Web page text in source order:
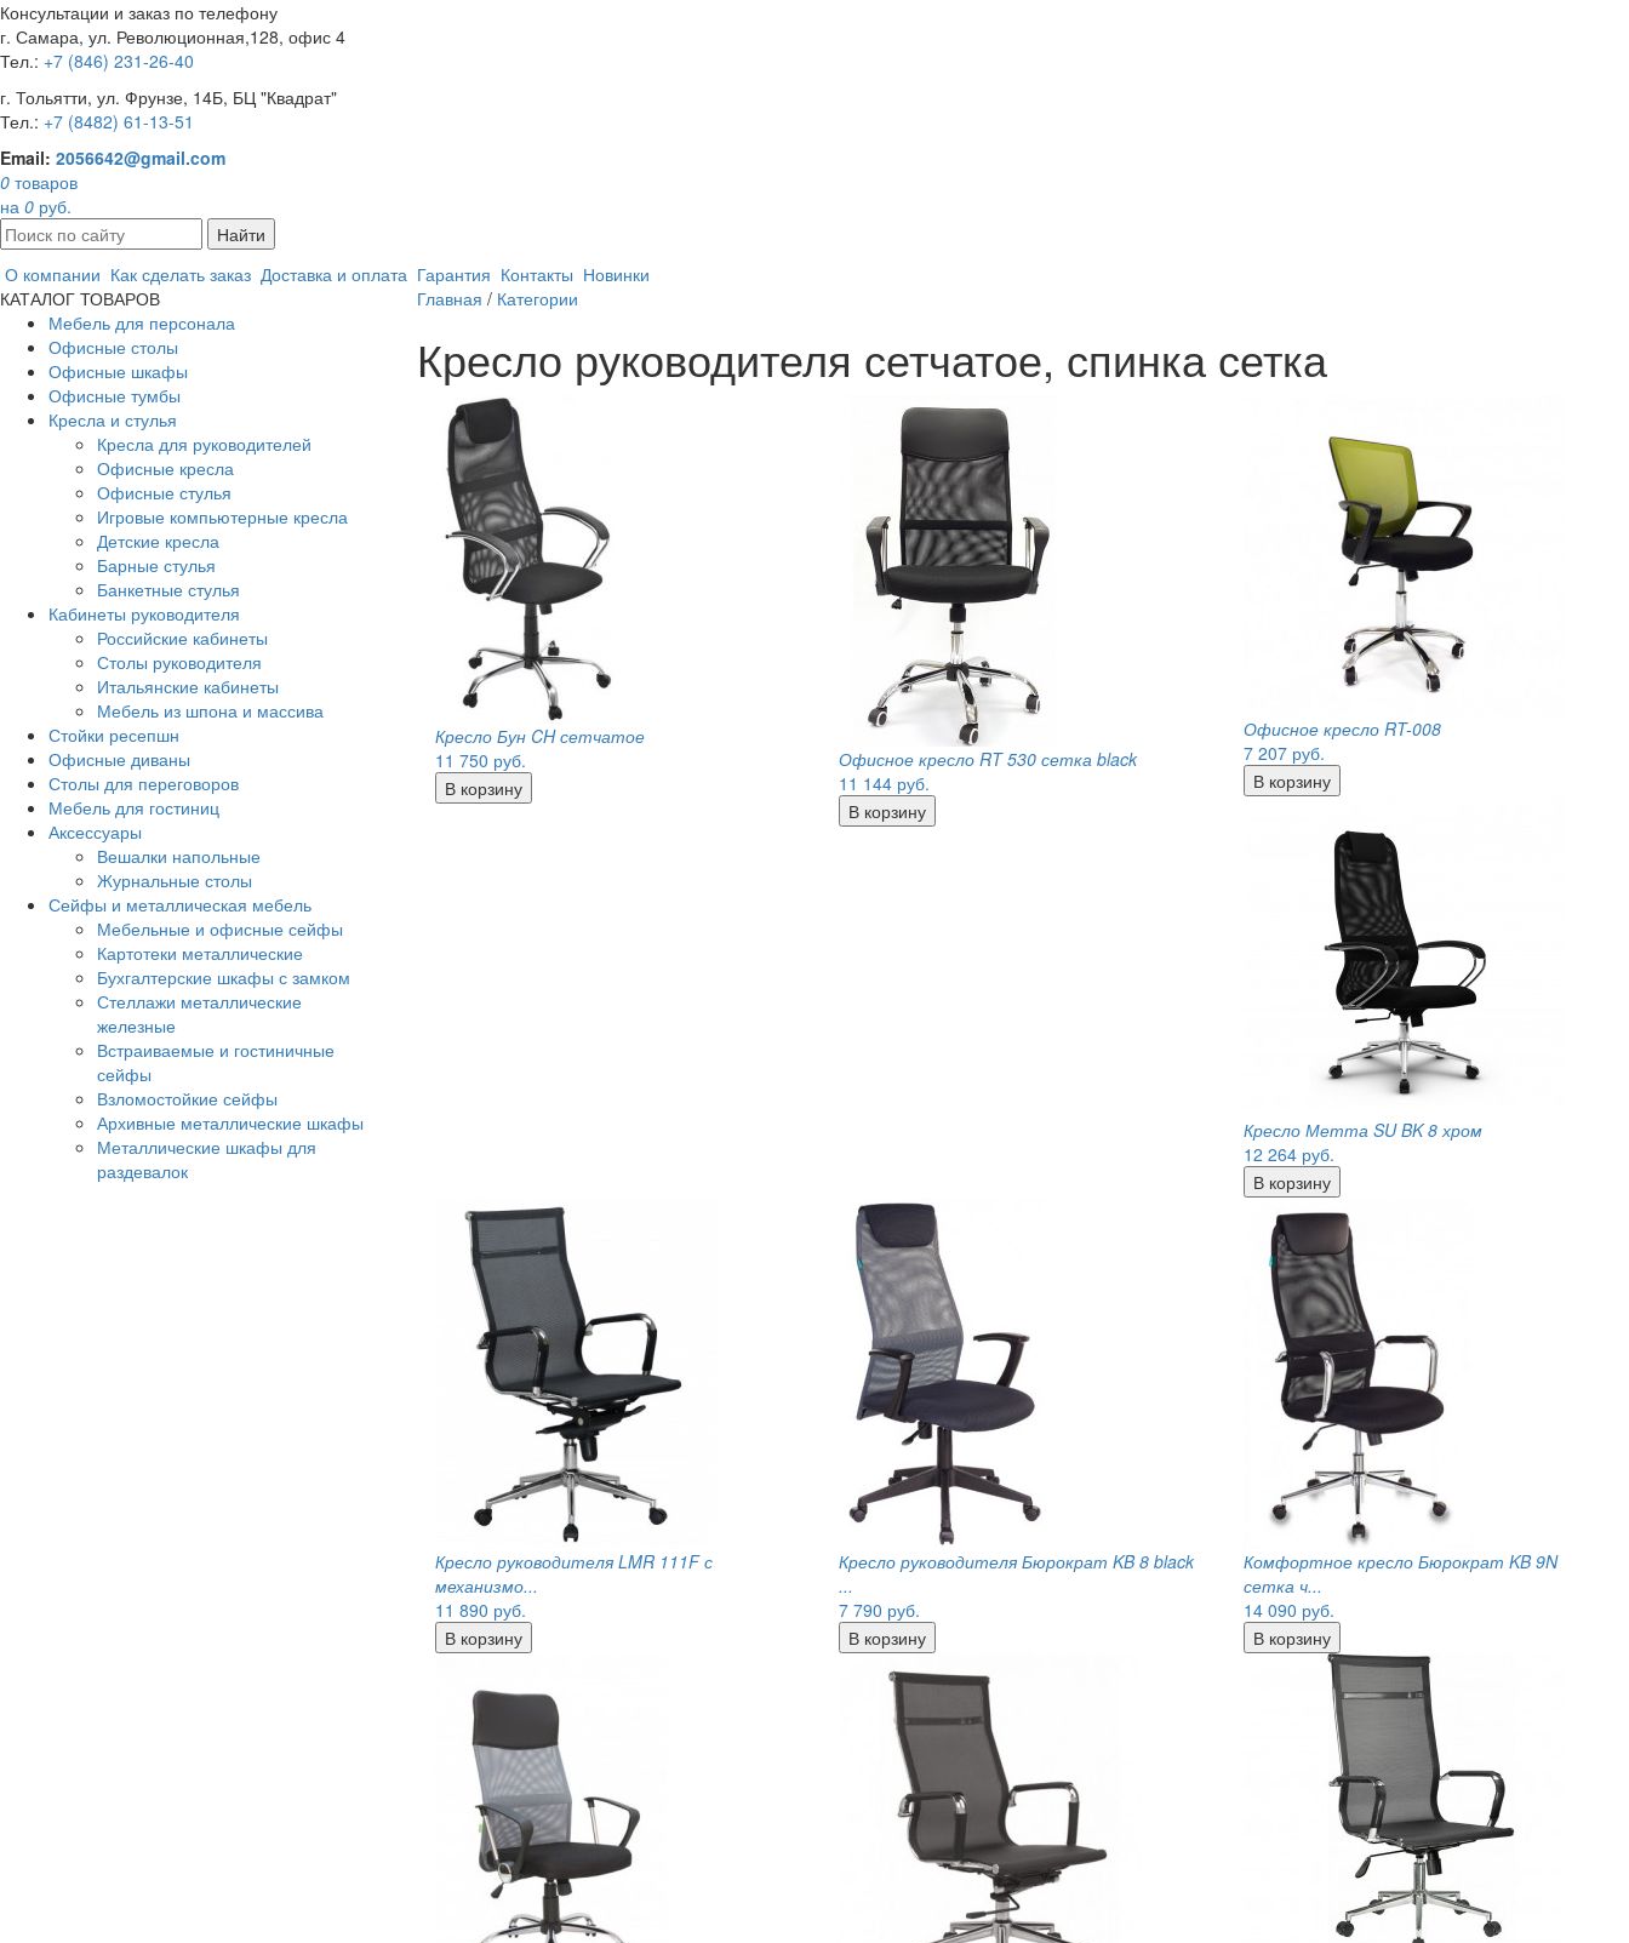
Консультации и заказ по телефону
г. Самара, ул. Революционная,128, офис 4
Тел.: +7 (846) 231-26-40
г. Тольятти, ул. Фрунзе, 14Б, БЦ "Квадрат"
Тел.: +7 (8482) 61-13-51
Email: 2056642@gmail.com
0 товаров
на 0 руб.
Найти
О компании Как сделать заказ Доставка и оплата Гарантия Контакты Новинки
КАТАЛОГ ТОВАРОВ
Мебель для персонала
Офисные столы
Офисные шкафы
Офисные тумбы
Кресла и стулья
Кресла для руководителей
Офисные кресла
Офисные стулья
Игровые компьютерные кресла
Детские кресла
Барные стулья
Банкетные стулья
Кабинеты руководителя
Российские кабинеты
Столы руководителя
Итальянские кабинеты
Мебель из шпона и массива
Стойки ресепшн
Офисные диваны
Столы для переговоров
Мебель для гостиниц
Аксессуары
Вешалки напольные
Журнальные столы
Сейфы и металлическая мебель
Мебельные и офисные сейфы
Картотеки металлические
Бухгалтерские шкафы с замком
Стеллажи металлические
железные
Встраиваемые и гостиничные
сейфы
Взломостойкие сейфы
Архивные металлические шкафы
Металлические шкафы для
раздевалок
Главная / Категории
Кресло руководителя сетчатое, спинка сетка
Кресло Бун CH сетчатое
11 750 руб.
Офисное кресло RT 530 сетка black
11 144 руб.
Офисное кресло RT-008
7 207 руб.
Кресло Метта SU BK 8 хром
12 264 руб.
Кресло руководителя LMR 111F с
механизмо...
11 890 руб.
Кресло руководителя Бюрократ KB 8 black
...
7 790 руб.
Комфортное кресло Бюрократ KB 9N
сетка ч...
14 090 руб.